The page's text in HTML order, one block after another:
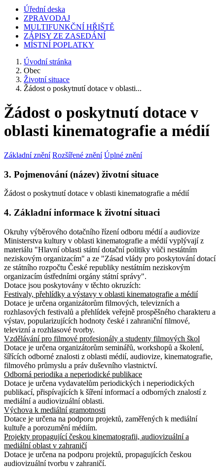
Úřední deska
ZPRAVODAJ
MULTIFUNKČNÍ HŘIŠTĚ
ZÁPISY ZE ZASEDÁNÍ
MÍSTNÍ POPLATKY
Úvodní stránka
Obec
Životní situace
Žádost o poskytnutí dotace v oblasti...
Žádost o poskytnutí dotace v
oblasti kinematografie a médií
Základní znění Rozšířené znění Úplné znění
3. Pojmenování (název) životní situace
Žádost o poskytnutí dotace v oblasti kinematografie a médií
4. Základní informace k životní situaci
Okruhy výběrového dotačního řízení odboru médií a audiovize
Ministerstva kultury v oblasti kinematografie a médií vyplývají z
materiálu "Hlavní oblasti státní dotační politiky vůči nestátním
neziskovým organizacím" a ze "Zásad vlády pro poskytování dotací
ze státního rozpočtu České republiky nestátním neziskovým
organizacím ústředními orgány státní správy".
Dotace jsou poskytovány v těchto okruzích:
Festivaly, přehlídky a výstavy v oblasti kinematografie a médií
Dotace je určena organizátorům filmových, televizních a
rozhlasových festivalů a přehlídek veřejně prospěšného charakteru a
výstav, popularizujících hodnoty české i zahraniční filmové,
televizní a rozhlasové tvorby.
Vzdělávání pro filmové profesionály a studenty filmových škol
Dotace je určena organizátorům seminářů, workshopů a školení,
šířících odborné znalosti z oblasti médií, audiovize, kinematografie,
filmového průmyslu a práv duševního vlastnictví.
Odborná periodika a neperiodické publikace
Dotace je určena vydavatelům periodických i neperiodických
publikací, přispívajících k šíření informací a odborných znalostí z
mediální a audiovizuální oblasti.
Výchova k mediální gramotnosti
Dotace je určena na podporu projektů, zaměřených k mediální
kultuře a porozumění médiím.
Projekty propagující českou kinematografii, audiovizuální a
mediální oblast v zahraničí
Dotace je určena na podporu projektů, propagujících českou
audiovizuální tvorbu v zahraničí.